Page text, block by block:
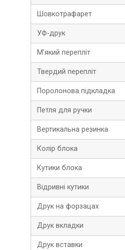
Шовкотрафарет
УФ-друк
М’який перепліт
Твердий перепліт
Поролонова підкладка
Петля для ручки
Вертикальна резинка
Колір блока
Кутики блока
Відривні кутики
Друк на форзацах
Друк вкладки
Друк вставки